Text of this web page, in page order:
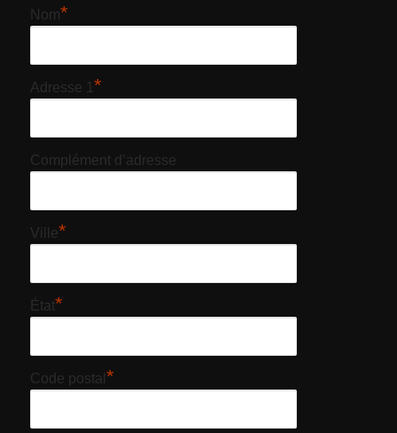
Nom*
Adresse 1*
Complément d’adresse
Ville*
État*
Code postal*